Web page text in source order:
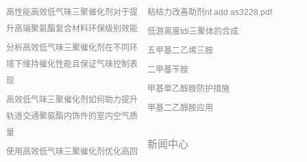
高性能高效低气味三聚催化剂对于提
升高端聚氨酯复合材料环保级别效能
分析高效低气味三聚催化剂在不同环
境下维持催化性能且保证气味控制表
现
高效低气味三聚催化剂如何助力提升
轨道交通聚氨酯内饰件的室内空气质
量
使用高效低气味三聚催化剂优化高回
粘结力改善助剂nt add as3228.pdf
低游离度tdi三聚体的合成
五甲基二乙烯三胺
二甲基苄胺
甲基单乙醇胺防护措施
甲基二乙醇胺应用
新闻中心